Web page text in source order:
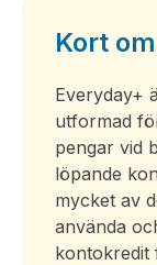
Kort
Everyday+
utformad
pengar vid
löpande
mycket av
använda
kontokredit